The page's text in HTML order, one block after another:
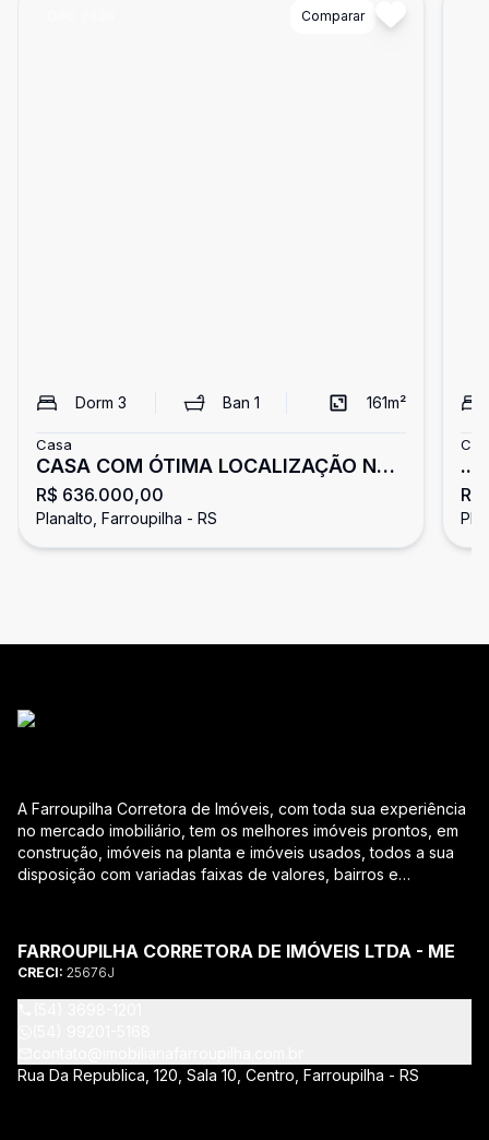
Comparar
Dorm 3 Ban 1 161m²
Casa
CASA COM ÓTIMA LOCALIZAÇÃO NO
BAIRRO PLANALTO
R$ 636.000,00
Planalto, Farroupilha - RS
...
A Farroupilha Corretora de Imóveis, com toda sua experiência
no mercado imobiliário, tem os melhores imóveis prontos, em
construção, imóveis na planta e imóveis usados, todos a sua
disposição com variadas faixas de valores, bairros e
ao CRECI-RS – estarão sempre prontos para responder-lhe
todas as suas dúvidas sobre casas, apartamentos, terrenos,
salas comerciais e outros produtos imobiliários. Quais
vantagens que a Farroupilha Corretora de Imóveis lhe
financiamento bancário para aquisição do imóvel através de
FARROUPILHA CORRETORA DE IMÓVEIS LTDA - ME
CRECI: 25676J
Rua Da Republica, 120, Sala 10, Centro, Farroupilha - RS